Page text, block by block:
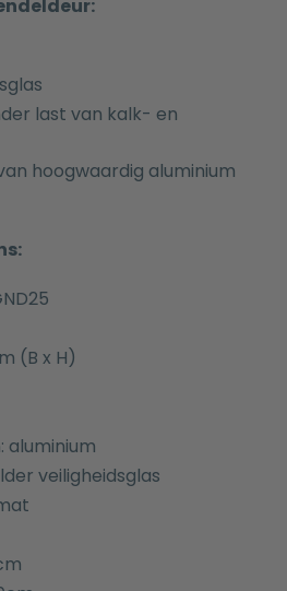
last van kalk- en
hoogwaardig aluminium
(B x H)
aluminium
veiligheidsglas